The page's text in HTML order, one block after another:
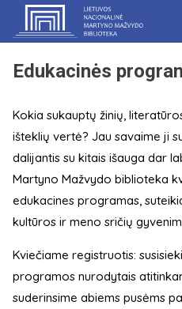
Edukacinės
Kokia sukauptų žinių,
išteklių vertė? Jau savaime ji
dalijantis su kitais išauga dar
Martyno Mažvydo biblioteka
edukacines programas,
kultūros ir meno sričių
Kviečiame registruotis:
programos nurodytais
suderinsime abiems pusėms